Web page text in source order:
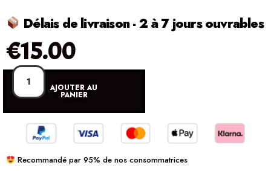
Délais de livraison - 2 à 7 jours ouvrables
€15.00
AJOUTER AU
PANIER
Recommandé par 95% de nos consommatrices